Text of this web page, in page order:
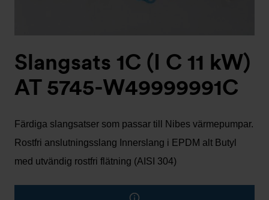
Slangsats 1C (I C 11 kW)
AT 5745-W49999991C
Färdiga slangsatser som passar till Nibes värmepumpar.
Rostfri anslutningsslang Innerslang i EPDM alt Butyl
med utvändig rostfri flätning (AISI 304)